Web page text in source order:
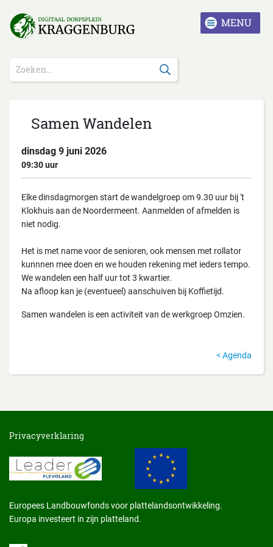
Samen Wandelen
dinsdag 9 juni 2026
09:30
Elke dinsdagmorgen start de wandelgroep om 9.30 uur bij 't
Klokhuis aan de Noordermeent. Aanmelden of afmelden is
niet nodig.
Het is met name voor de senioren, ook mensen met rollator
kunnnen mee doen en we houden rekening met ieders tempo.
We wandelen een half uur tot 3 kwartier.
Na afloop kan je (eventueel) aanschuiven bij Koffietijd.
Samen wandelen is een activiteit van de werkgroep Omzien.
Agenda
Privacyverklaring
Europees Landbouwfonds voor plattelandsontwikkeling.
Europa investeert in zijn platteland.